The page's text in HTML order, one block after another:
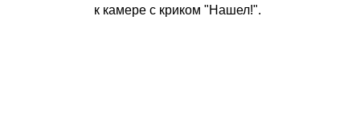
к камере с криком "Нашел!".